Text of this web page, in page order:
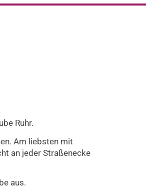
Ruhr.
Am liebsten mit
an jeder Straßenecke
aus.